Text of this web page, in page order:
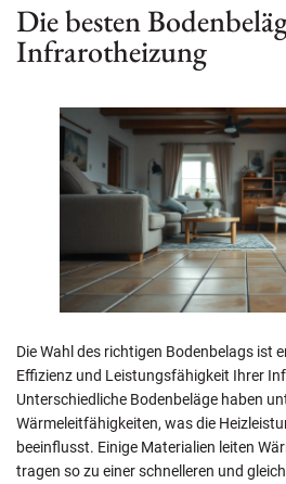
Die besten
Infrarotheizung
Die Wahl des richtigen Bodenbelags ist
Effizienz und Leistungsfähigkeit Ihrer
Unterschiedliche Bodenbeläge haben
Wärmeleitfähigkeiten, was die
beeinflusst. Einige Materialien leiten
tragen so zu einer schnelleren und